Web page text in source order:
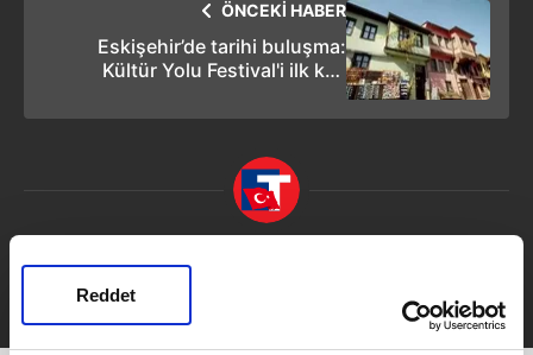
Reddet
ÖNCEKİ HABER
Eskişehir’de tarihi buluşma:
Kültür Yolu Festival'i ilk kez